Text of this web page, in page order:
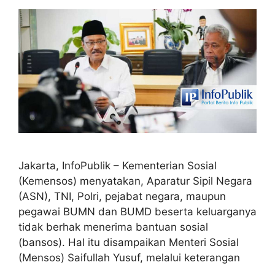
Jakarta, InfoPublik – Kementerian Sosial
(Kemensos) menyatakan, Aparatur Sipil Negara
(ASN), TNI, Polri, pejabat negara, maupun
pegawai BUMN dan BUMD beserta keluarganya
tidak berhak menerima bantuan sosial
(bansos). Hal itu disampaikan Menteri Sosial
(Mensos) Saifullah Yusuf, melalui keterangan